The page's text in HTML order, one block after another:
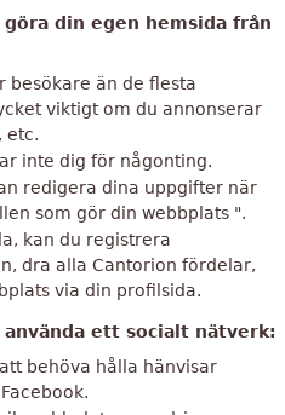
din egen hemsida från
besökare än de flesta
viktigt om du annonserar
etc.
inte dig för någonting.
redigera dina uppgifter när
som gör din webbplats ".
kan du registrera
dra alla Cantorion fördelar,
via din profilsida.
ett socialt nätverk:
behöva hålla hänvisar